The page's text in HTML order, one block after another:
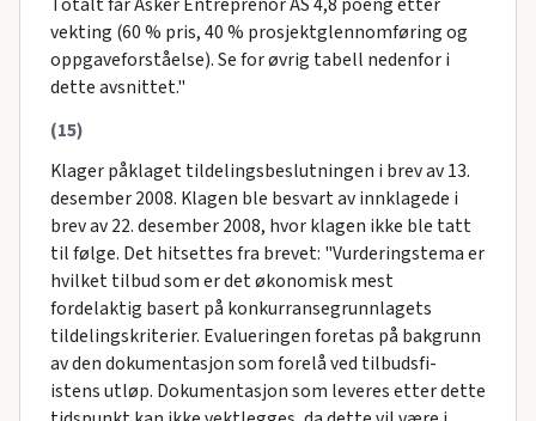
vekting (60 % pris, 40 % prosjektglennomføring og
oppgaveforståelse). Se for øvrig tabell nedenfor i
dette avsnittet."
(15)
Klager påklaget tildelingsbeslutningen i brev av 13.
desember 2008. Klagen ble besvart av innklagede i
brev av 22. desember 2008, hvor klagen ikke ble tatt
til følge. Det hitsettes fra brevet: "Vurderingstema er
hvilket tilbud som er det økonomisk mest
fordelaktig basert på konkurransegrunnlagets
tildelingskriterier. Evalueringen foretas på bakgrunn
av den dokumentasjon som forelå ved tilbudsfi-
istens utløp. Dokumentasjon som leveres etter dette